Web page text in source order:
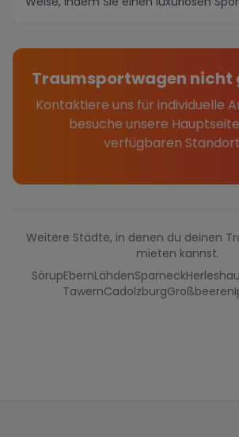
Traumsportwagen nicht
Kontaktiere uns für individuelle
besuche unsere
verfügbaren
Weitere Städte, in denen du deinen
mieten kannst.
SörupEbernLähdenSparneck
TawernCadolzburgGroßbeeren